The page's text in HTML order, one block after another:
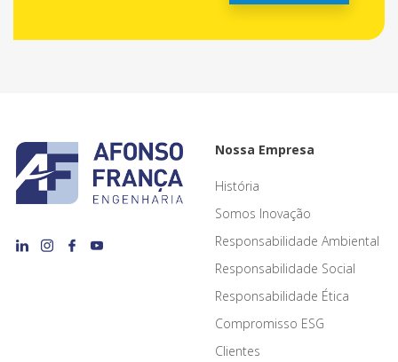
Nossa Empresa
História
Somos Inovação
Responsabilidade Ambiental
Responsabilidade Social
Responsabilidade Ética
Compromisso ESG
Clientes